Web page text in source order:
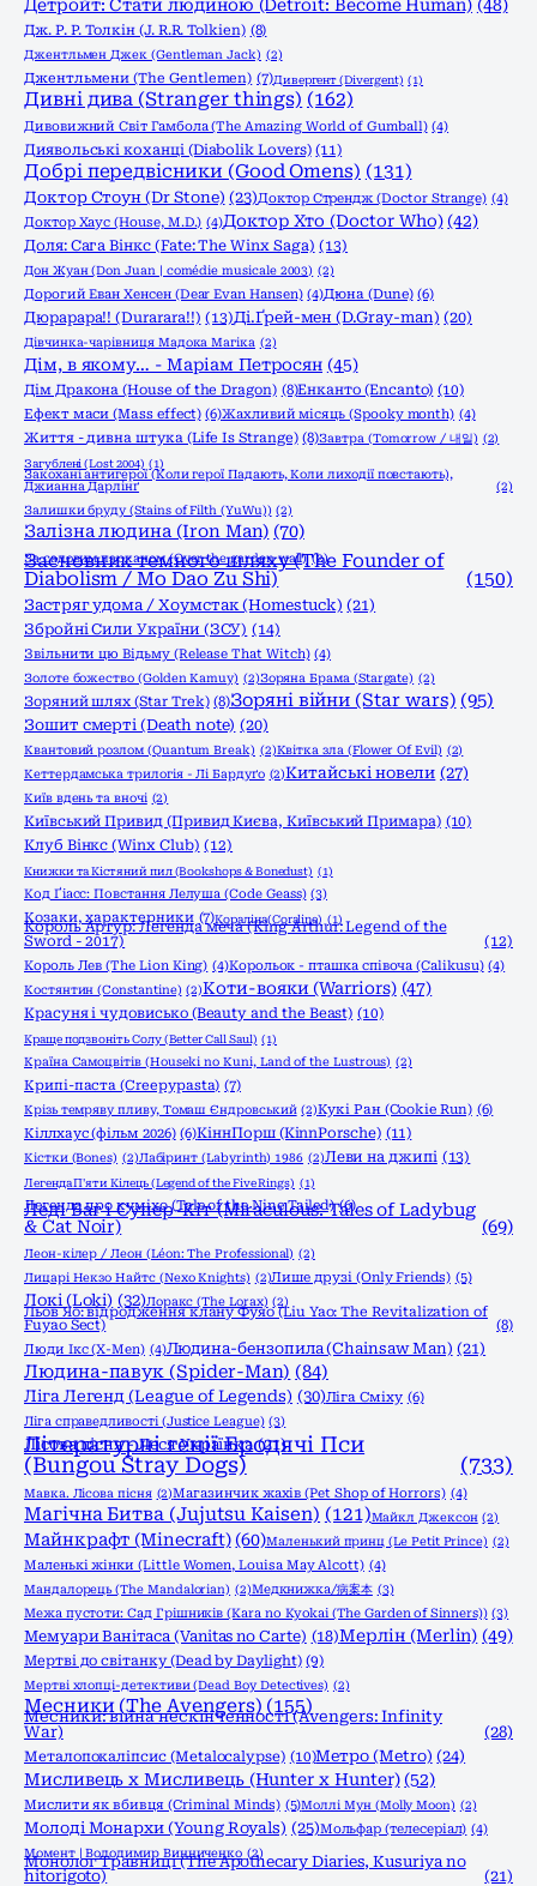
Детройт: Стати людиною (Detroit: Become Human) (48)
Дж. Р. Р. Толкін (J. R.R. Tolkien) (8)
Джентльмен Джек (Gentleman Jack) (2)
Джентльмени (The Gentlemen) (7)Дивергент (Divergent) (1)
Дивні дива (Stranger things) (162)
Дивовижний Світ Гамбола (The Amazing World of Gumball) (4)
Диявольські коханці (Diabolik Lovers) (11)
Добрі передвісники (Good Omens) (131)
Доктор Стоун (Dr Stone) (23)Доктор Стрендж (Doctor Strange) (4)
Доктор Хаус (House, M.D.) (4)Доктор Хто (Doctor Who) (42)
Доля: Сага Вінкс (Fate: The Winx Saga) (13)
Дон Жуан (Don Juan | comédie musicale 2003) (2)
Дорогий Еван Хенсен (Dear Evan Hansen) (4)Дюна (Dune) (6)
Дюрарара!! (Durarara!!) (13)Ді.Ґрей-мен (D.Gray-man) (20)
Дівчинка-чарівниця Мадока Магіка (2)
Дім, в якому… - Маріам Петросян (45)
Дім Дракона (House of the Dragon) (8)Енканто (Encanto) (10)
Ефект маси (Mass effect) (6)Жахливий місяць (Spooky month) (4)
Життя - дивна штука (Life Is Strange) (8)Завтра (Tomorrow / 내일) (2)
Загублені (Lost 2004) (1)
Закохані антигерої (Коли герої Падають, Коли лиходії повстають),
Джианна Дарлінґ
(2)
Залишки бруду (Stains of Filth (YuWu)) (2)
Залізна людина (Iron Man) (70)
За садовим парканом (Over the garden wall) (2)
Засновник темного шляху (The Founder of
Diabolism / Mo Dao Zu Shi)
(150)
Застряг удома / Хоумстак (Homestuck) (21)
Збройні Сили України (ЗСУ) (14)
Звільнити цю Відьму (Release That Witch) (4)
Золоте божество (Golden Kamuy) (2)Зоряна Брама (Stargate) (2)
Зоряний шлях (Star Trek) (8)Зоряні війни (Star wars) (95)
Зошит смерті (Death note) (20)
Квантовий розлом (Quantum Break) (2)Квітка зла (Flower Of Evil) (2)
Кеттердамська трилогія - Лі Бардуґо (2)Китайські новели (27)
Київ вдень та вночі (2)
Київський Привид (Привид Києва, Київський Примара) (10)
Клуб Вінкс (Winx Club) (12)
Книжки та Кістяний пил (Bookshops & Bonedust) (1)
Код Ґіасс: Повстання Лелуша (Code Geass) (3)
Козаки, характерники (7)Кораліна(Coraline) (1)
Король Артур: Легенда меча (King Arthur: Legend of the
Sword - 2017)
(12)
Король Лев (The Lion King) (4)Корольок - пташка співоча (Calikusu) (4)
Костянтин (Constantine) (2)Коти-вояки (Warriors) (47)
Красуня і чудовисько (Beauty and the Beast) (10)
Краще подзвоніть Солу (Better Call Saul) (1)
Країна Самоцвітів (Houseki no Kuni, Land of the Lustrous) (2)
Крипі-паста (Creepypasta) (7)
Крізь темряву пливу, Томаш Єндровський (2)Кукі Ран (Cookie Run) (6)
Кіллхаус (фільм 2026) (6)КіннПорш (KinnPorsche) (11)
Кістки (Bones) (2)Лабіринт (Labyrinth) 1986 (2)Леви на джипі (13)
Легенда П'яти Кілець (Legend of the Five Rings) (1)
Легенда про куміхо (Tale of the Nine Tailed) (6)
Леді Баг і Супер-Кіт (Miraculous: Tales of Ladybug
& Cat Noir)
(69)
Леон-кілер / Леон (Léon: The Professional) (2)
Лицарі Некзо Найтс (Nexo Knights) (2)Лише друзі (Only Friends) (5)
Локі (Loki) (32)Лоракс (The Lorax) (2)
Льов Яо: відродження клану Фуяо (Liu Yao: The Revitalization of
Fuyao Sect) (8)
Люди Ікс (X-Men) (4)Людина-бензопила (Chainsaw Man) (21)
Людина-павук (Spider-Man) (84)
Ліга Легенд (League of Legends) (30)Ліга Сміху (6)
Ліга справедливості (Justice League) (3)
Лісова пісня - Леся Українка (21)
Літературні генії Бродячі Пси
(Bungou Stray Dogs)
(733)
Мавка. Лісова пісня (2)Магазинчик жахів (Pet Shop of Horrors) (4)
Магічна Битва (Jujutsu Kaisen) (121)Майкл Джексон (2)
Майнкрафт (Minecraft) (60)Маленький принц (Le Petit Prince) (2)
Маленькі жінки (Little Women, Louisa May Alcott) (4)
Мандалорець (The Mandalorian) (2)Медкнижка/病案本 (3)
Межа пустоти: Сад Грішників (Kara no Kyokai (The Garden of Sinners)) (3)
Мемуари Ванітаса (Vanitas no Carte) (18)Мерлін (Merlin) (49)
Мертві до світанку (Dead by Daylight) (9)
Мертві хлопці-детективи (Dead Boy Detectives) (2)
Месники (The Avengers) (155)
Месники: війна нескінченності (Avengers: Infinity
War)
(28)
Металопокаліпсис (Metalocalypse) (10)Метро (Metro) (24)
Мисливець х Мисливець (Hunter x Hunter) (52)
Мислити як вбивця (Criminal Minds) (5)Моллі Мун (Molly Moon) (2)
Молоді Монархи (Young Royals) (25)Мольфар (телесеріал) (4)
Момент | Володимир Винниченко (2)
Монолог Травниці (The Apothecary Diaries, Kusuriya no
hitorigoto)
(21)